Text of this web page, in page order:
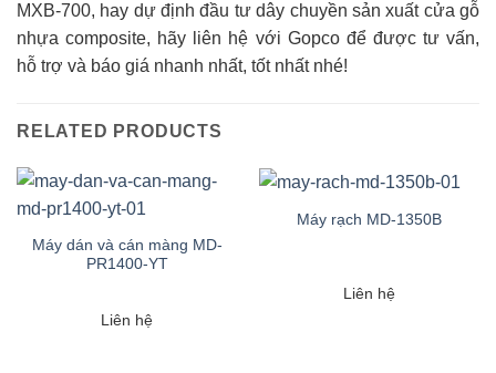
MXB-700, hay dự định đầu tư dây chuyền sản xuất cửa gỗ
nhựa composite, hãy liên hệ với Gopco để được tư vấn,
hỗ trợ và báo giá nhanh nhất, tốt nhất nhé!
RELATED PRODUCTS
Máy dán và cán màng MD-
PR1400-YT
Liên hệ
Máy rạch MD-1350B
Liên hệ